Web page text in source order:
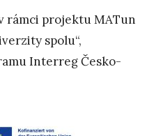
rámci projektu MATun
spolu“,
Interreg Česko-